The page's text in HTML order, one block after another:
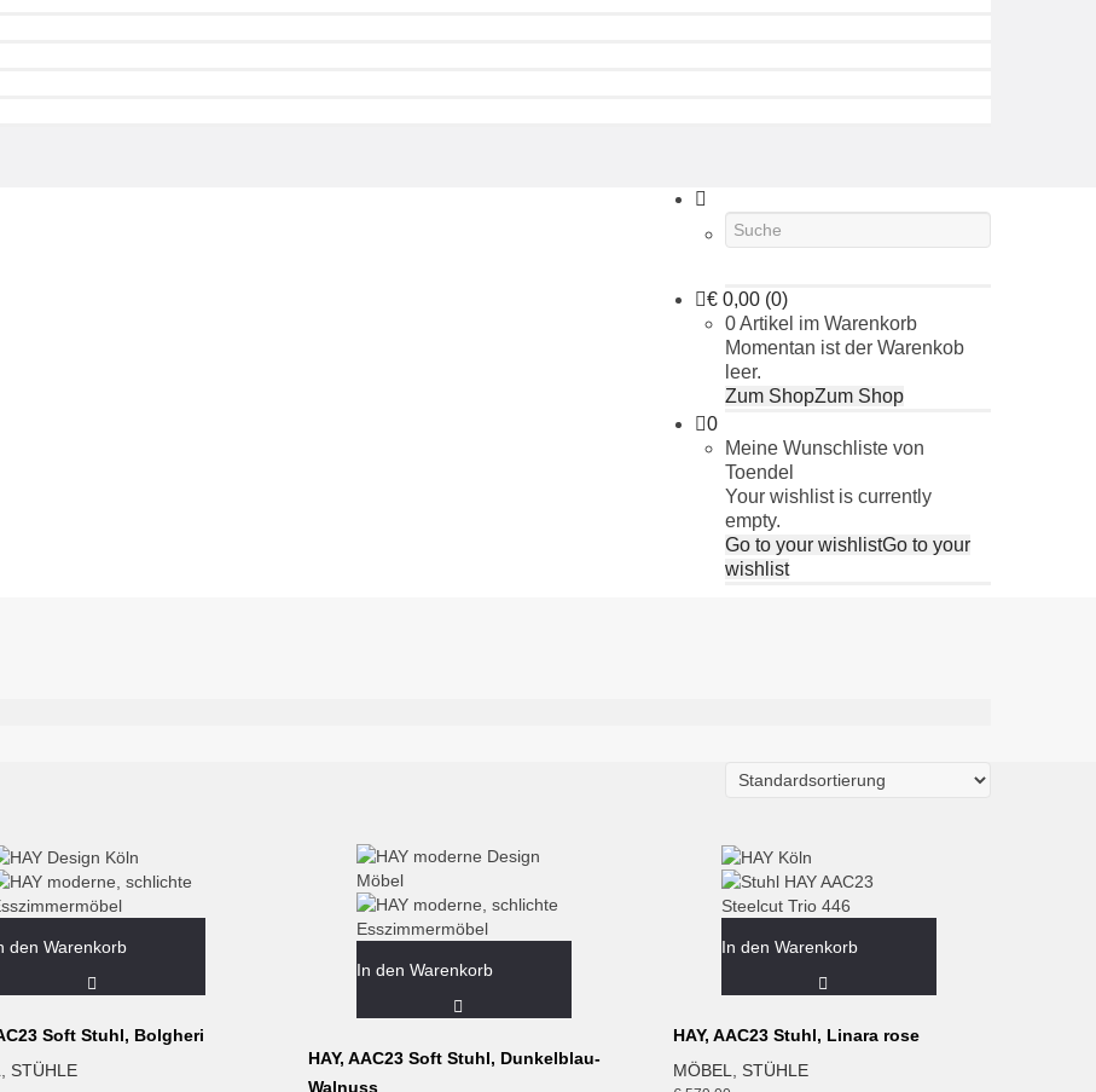
€ 0,00 (0)
0 Artikel im Warenkorb
Momentan ist der Warenkob
leer.
Zum ShopZum Shop
0
Meine Wunschliste von
Toendel
Your wishlist is currently
empty.
Go to your wishlistGo to your
wishlist
den Warenkorb
Soft Stuhl, Bolgheri
, STÜHLE
In den Warenkorb
HAY, AAC23 Soft Stuhl, Dunkelblau-
Walnuss
In den Warenkorb
HAY, AAC23 Stuhl, Linara rose
MÖBEL, STÜHLE